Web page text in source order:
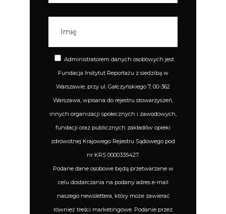
Administratorem danych osobowych jest
Fundacja Instytut Reportażu z siedzibą w
Warszawie, przy ul. Gałczyńskiego 7, 00-362
Warszawa, wpisana do rejestru stowarzyszeń,
innych organizacji społecznych i zawodowych,
fundacji oraz publicznych zakładów opieki
zdrowotnej Krajowego Rejestru Sądowego pod
nr KRS 0000335427.
Podane dane osobowe będą przetwarzane w
celu dostarczania na podany adres e-mail
naszego newslettera, który może zawierać
również treści marketingowe. Podanie przez